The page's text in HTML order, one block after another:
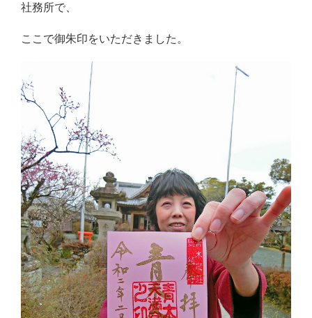
社務所で、
ここで御朱印をいただきました。